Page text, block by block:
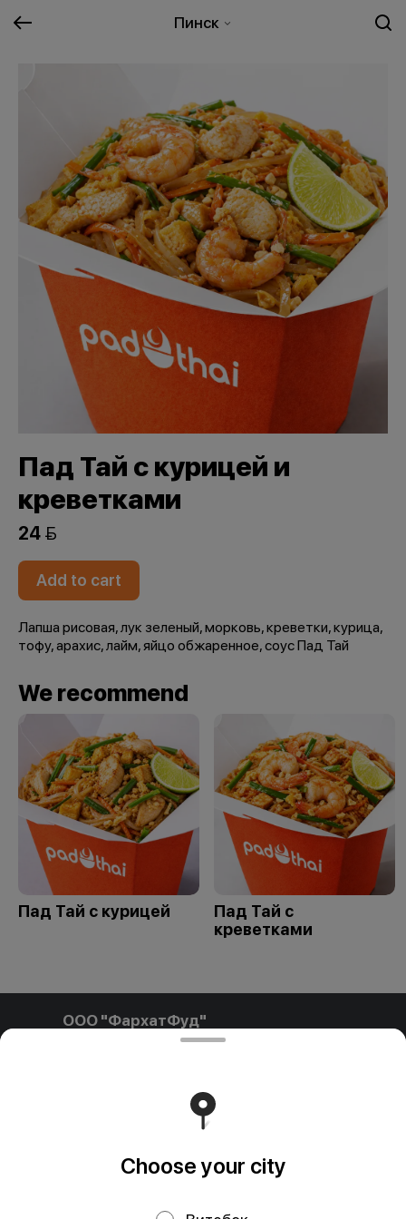
Пинск
Пад Тай с курицей и
креветками
24 
Add to cart
Лапша рисовая, лук зеленый, морковь, креветки, курица,
тофу, арахис, лайм, яйцо обжаренное, соус Пад Тай
We recommend
Пад Тай с курицей
Пад Тай с
креветками
ООО "ФархатФуд"
ООО"ФархатФуд" Свидетельство о государственной
Калиновского, д.32, каб. 11/15 farhatfud@gmail.com
Foodpicásso
Choose your city